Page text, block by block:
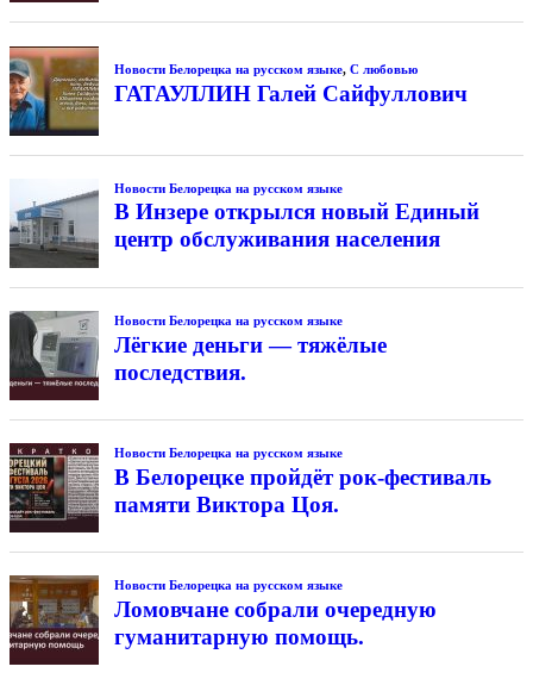
Новости Белорецка на русском языке, С любовью
ГАТАУЛЛИН Галей Сайфуллович
Новости Белорецка на русском языке
В Инзере открылся новый Единый
центр обслуживания населения
Новости Белорецка на русском языке
Лёгкие деньги — тяжёлые
последствия.
Новости Белорецка на русском языке
В Белорецке пройдёт рок-фестиваль
памяти Виктора Цоя.
Новости Белорецка на русском языке
Ломовчане собрали очередную
гуманитарную помощь.